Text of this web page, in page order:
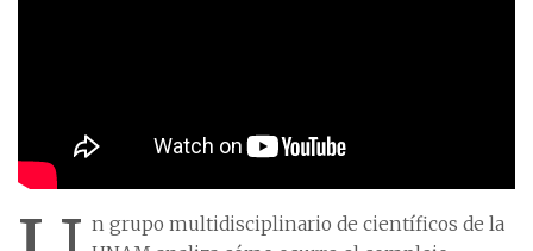
n grupo multidisciplinario de científicos de la